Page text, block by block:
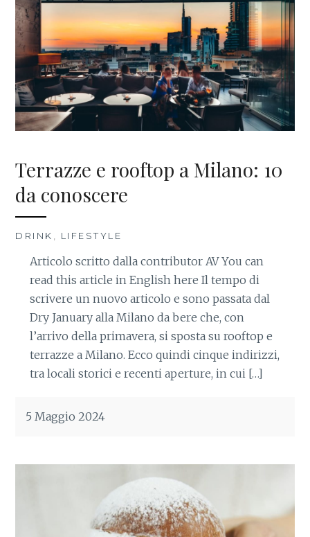
Terrazze e rooftop a Milano: 10
da conoscere
DRINK LIFESTYLE
Articolo scritto dalla contributor AV You can
read this article in English here Il tempo di
scrivere un nuovo articolo e sono passata dal
Dry January alla Milano da bere che, con
l’arrivo della primavera, si sposta su rooftop e
terrazze a Milano. Ecco quindi cinque indirizzi,
tra locali storici e recenti aperture, in cui […]
5 Maggio 2024